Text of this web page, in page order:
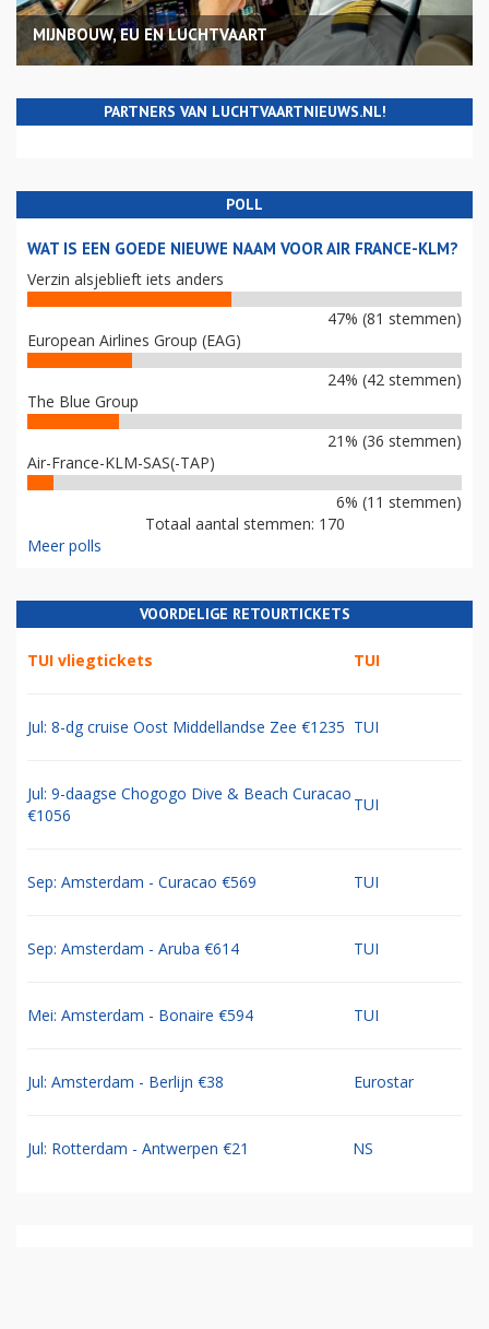
MIJNBOUW, EU EN LUCHTVAART
PARTNERS VAN LUCHTVAARTNIEUWS.NL!
POLL
WAT IS EEN GOEDE NIEUWE NAAM VOOR AIR FRANCE-KLM?
Verzin alsjeblieft iets anders
47% (81 stemmen)
European Airlines Group (EAG)
24% (42 stemmen)
The Blue Group
21% (36 stemmen)
Air-France-KLM-SAS(-TAP)
6% (11 stemmen)
Totaal aantal stemmen: 170
Meer polls
VOORDELIGE RETOURTICKETS
TUI vliegtickets TUI
Jul: 8-dg cruise Oost Middellandse Zee €1235 TUI
Jul: 9-daagse Chogogo Dive & Beach Curacao
€1056
TUI
Sep: Amsterdam - Curacao €569 TUI
Sep: Amsterdam - Aruba €614 TUI
Mei: Amsterdam - Bonaire €594 TUI
Jul: Amsterdam - Berlijn €38 Eurostar
Jul: Rotterdam - Antwerpen €21 NS